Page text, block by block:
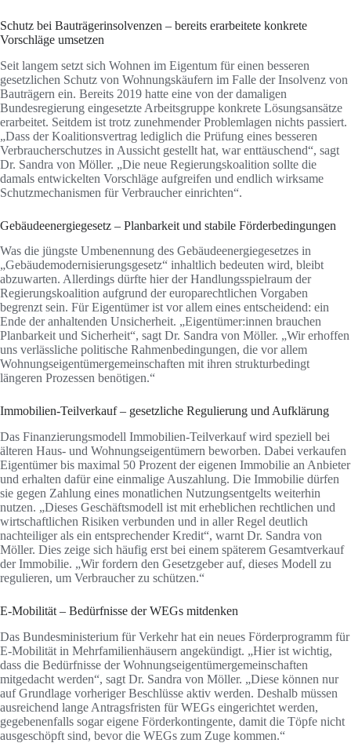
Schutz bei Bauträgerinsolvenzen – bereits erarbeitete konkrete
Vorschläge umsetzen
Seit langem setzt sich Wohnen im Eigentum für einen besseren
gesetzlichen Schutz von Wohnungskäufern im Falle der Insolvenz von
Bauträgern ein. Bereits 2019 hatte eine von der damaligen
Bundesregierung eingesetzte Arbeitsgruppe konkrete Lösungsansätze
erarbeitet. Seitdem ist trotz zunehmender Problemlagen nichts passiert.
„Dass der Koalitionsvertrag lediglich die Prüfung eines besseren
Verbraucherschutzes in Aussicht gestellt hat, war enttäuschend“, sagt
Dr. Sandra von Möller. „Die neue Regierungskoalition sollte die
damals entwickelten Vorschläge aufgreifen und endlich wirksame
Schutzmechanismen für Verbraucher einrichten“.
Gebäudeenergiegesetz – Planbarkeit und stabile Förderbedingungen
Was die jüngste Umbenennung des Gebäudeenergiegesetzes in
„Gebäudemodernisierungsgesetz“ inhaltlich bedeuten wird, bleibt
abzuwarten. Allerdings dürfte hier der Handlungsspielraum der
Regierungskoalition aufgrund der europarechtlichen Vorgaben
begrenzt sein. Für Eigentümer ist vor allem eines entscheidend: ein
Ende der anhaltenden Unsicherheit. „Eigentümer:innen brauchen
Planbarkeit und Sicherheit“, sagt Dr. Sandra von Möller. „Wir erhoffen
uns verlässliche politische Rahmenbedingungen, die vor allem
Wohnungseigentümergemeinschaften mit ihren strukturbedingt
längeren Prozessen benötigen.“
Immobilien-Teilverkauf – gesetzliche Regulierung und Aufklärung
Das Finanzierungsmodell Immobilien-Teilverkauf wird speziell bei
älteren Haus- und Wohnungseigentümern beworben. Dabei verkaufen
Eigentümer bis maximal 50 Prozent der eigenen Immobilie an Anbieter
und erhalten dafür eine einmalige Auszahlung. Die Immobilie dürfen
sie gegen Zahlung eines monatlichen Nutzungsentgelts weiterhin
nutzen. „Dieses Geschäftsmodell ist mit erheblichen rechtlichen und
wirtschaftlichen Risiken verbunden und in aller Regel deutlich
nachteiliger als ein entsprechender Kredit“, warnt Dr. Sandra von
Möller. Dies zeige sich häufig erst bei einem späterem Gesamtverkauf
der Immobilie. „Wir fordern den Gesetzgeber auf, dieses Modell zu
regulieren, um Verbraucher zu schützen.“
E-Mobilität – Bedürfnisse der WEGs mitdenken
Das Bundesministerium für Verkehr hat ein neues Förderprogramm für
E-Mobilität in Mehrfamilienhäusern angekündigt. „Hier ist wichtig,
dass die Bedürfnisse der Wohnungseigentümergemeinschaften
mitgedacht werden“, sagt Dr. Sandra von Möller. „Diese können nur
auf Grundlage vorheriger Beschlüsse aktiv werden. Deshalb müssen
ausreichend lange Antragsfristen für WEGs eingerichtet werden,
gegebenenfalls sogar eigene Förderkontingente, damit die Töpfe nicht
ausgeschöpft sind, bevor die WEGs zum Zuge kommen.“